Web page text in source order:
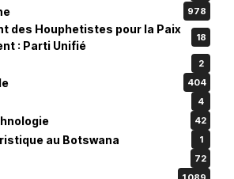
978
des Houphetistes pour la Paix
: Parti Unifié
18
2
404
4
42
au Botswana 1
72